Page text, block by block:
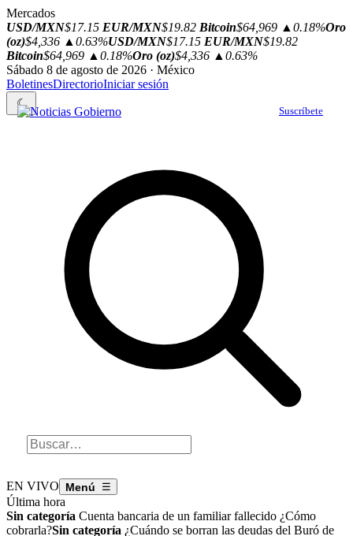
Mercados
USD/MXN$17.15 EUR/MXN$19.82 Bitcoin$64,969 ▲0.18%Oro
(oz)$4,336 ▲0.63%USD/MXN$17.15 EUR/MXN$19.82
Bitcoin$64,969 ▲0.18%Oro (oz)$4,336 ▲0.63%
Sábado 8 de agosto de 2026 · México
BoletinesDirectorioIniciar sesión
☾
Suscríbete
EN VIVO ☰
Última hora
Sin categoría Cuenta bancaria de un familiar fallecido ¿Cómo
cobrarla?Sin categoría ¿Cuándo se borran las deudas del Buró de